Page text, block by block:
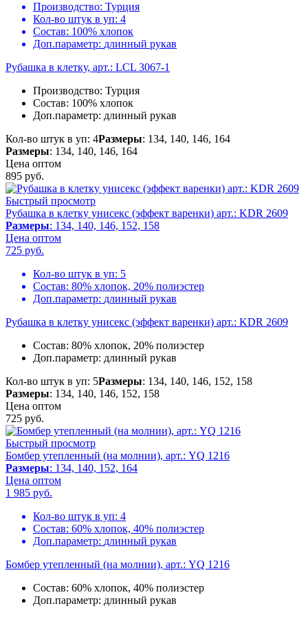
Производство: Турция
Кол-во штук в уп: 4
Состав: 100% хлопок
Доп.параметр: длинный рукав
Рубашка в клетку, арт.: LCL 3067-1
Производство: Турция
Состав: 100% хлопок
Доп.параметр: длинный рукав
Кол-во штук в уп: 4Размеры: 134, 140, 146, 164
Размеры: 134, 140, 146, 164
Цена оптом
895 руб.
Быстрый просмотр
Рубашка в клетку унисекс (эффект варенки) арт.: KDR 2609
Размеры: 134, 140, 146, 152, 158
Цена оптом
725 руб.
Кол-во штук в уп: 5
Состав: 80% хлопок, 20% полиэстер
Доп.параметр: длинный рукав
Рубашка в клетку унисекс (эффект варенки) арт.: KDR 2609
Состав: 80% хлопок, 20% полиэстер
Доп.параметр: длинный рукав
Кол-во штук в уп: 5Размеры: 134, 140, 146, 152, 158
Размеры: 134, 140, 146, 152, 158
Цена оптом
725 руб.
Быстрый просмотр
Бомбер утепленный (на молнии), арт.: YQ 1216
Размеры: 134, 140, 152, 164
Цена оптом
1 985 руб.
Кол-во штук в уп: 4
Состав: 60% хлопок, 40% полиэстер
Доп.параметр: длинный рукав
Бомбер утепленный (на молнии), арт.: YQ 1216
Состав: 60% хлопок, 40% полиэстер
Доп.параметр: длинный рукав